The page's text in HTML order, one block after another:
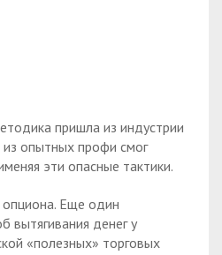
пришла из индустрии
опытных профи смог
эти опасные тактики.
Еще один
вытягивания денег у
«полезных» торговых